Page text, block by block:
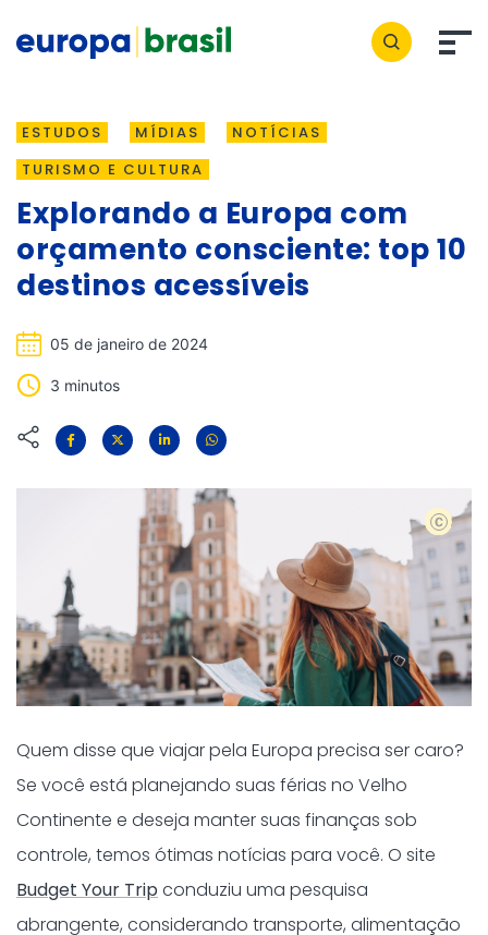
ESTUDOS MÍDIAS
NOTÍCIAS
TURISMO E CULTURA
Explorando a Europa com
orçamento consciente: top 10
destinos acessíveis
05 de janeiro de 2024
3 minutos
Quem disse que viajar pela Europa precisa ser caro?
Se você está planejando suas férias no Velho
Continente e deseja manter suas finanças sob
controle, temos ótimas notícias para você. O site
Budget Your Trip conduziu uma pesquisa
abrangente, considerando transporte, alimentação